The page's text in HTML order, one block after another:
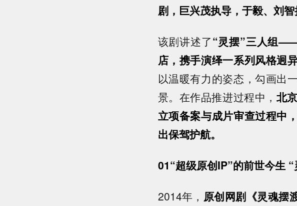
剧，巨兴茂执导，于毅、刘智
该剧讲述了“灵摆”三人组
店，携手演绎一系列风格迥
以温暖有力的姿态，勾画出
景。在作品推进过程中， 北
立项备案与成片审查过程中
出保驾护航。
01“超级原创IP”的前世今生
2014年， 原创网剧《灵魂摆